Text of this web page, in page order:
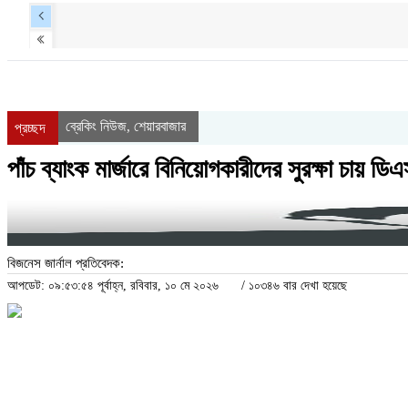
প্রচ্ছদ ব্রেকিং নিউজ, শেয়ারবাজার
পাঁচ ব্যাংক মার্জারে বিনিয়োগকারীদের সুরক্ষা চায়
বিজনেস জার্নাল প্রতিবেদক:
আপডেট: ০৯:৫৩:৫৪ পূর্বাহ্ন, রবিবার, ১০ মে ২০২৬ / ১০৩৪৬ বার দেখা হয়েছে